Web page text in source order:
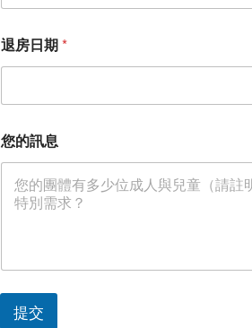
退房日期*
您的訊息
提交